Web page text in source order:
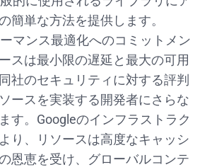
簡単な方法を提供します。
マンス最適化へのコミットメン
スは最小限の遅延と最大の可用
社のセキュリティに対する評判
ースを実装する開発者にさらな
す。Googleのインフラストラク
り、リソースは高度なキャッシ
恩恵を受け、グローバルコンテ